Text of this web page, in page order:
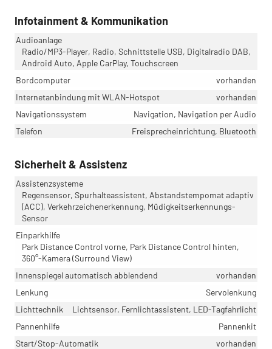
Infotainment & Kommunikation
Audioanlage
Radio/MP3-Player, Radio, Schnittstelle USB, Digitalradio DAB,
Android Auto, Apple CarPlay, Touchscreen
Bordcomputer
vorhanden
Internetanbindung mit WLAN-Hotspot
vorhanden
Navigationssystem
Navigation, Navigation per Audio
Telefon
Freisprecheinrichtung, Bluetooth
Sicherheit & Assistenz
Assistenzsysteme
Regensensor, Spurhalteassistent, Abstandstempomat adaptiv
(ACC), Verkehrzeichenerkennung, Müdigkeitserkennungs-
Sensor
Einparkhilfe
Park Distance Control vorne, Park Distance Control hinten,
360°-Kamera (Surround View)
Innenspiegel automatisch abblendend
vorhanden
Lenkung
Servolenkung
Lichttechnik
Lichtsensor, Fernlichtassistent, LED-Tagfahrlicht
Pannenhilfe
Pannenkit
Start/Stop-Automatik
vorhanden